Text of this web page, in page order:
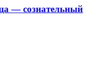
— сознательный